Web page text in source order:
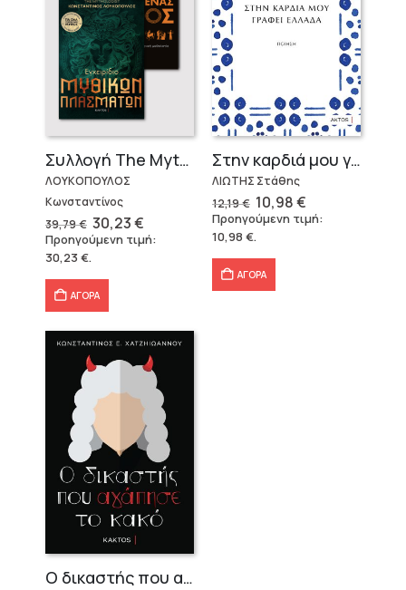
Συλλογή The Mythologist (2 βιβλία)
ΛΟΥΚΟΠΟΥΛΟΣ
Κωνσταντίνος
39,79€ Original
price
was:
39,79 €.
30,23€Η
τρέχουσα
τιμή
Προηγούμενη τιμή:
30,23€.
ΑΓΟΡΑ
Στην καρδιά μου γράφει Ελλάδα
ΛΙΩΤΗΣ Στάθης
12,19€ Original
price
was:
12,19 €.
10,98€Η
τρέχουσα
τιμή
Προηγούμενη τιμή:
10,98 €.
ΑΓΟΡΑ
Ο δικαστής που αγάπησε το κακό